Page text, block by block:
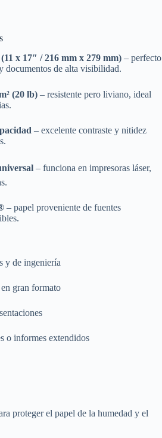
x 17″ /216 mm x 279 mm) – perfecto
documentos de alta visibilidad.
(20 lb) – resistente pero liviano, ideal
– excelente contraste y nitidez
– funciona en impresoras láser,
– papel proveniente de fuentes
y de ingeniería
gran formato
o informes extendidos
proteger el papel de la humedad y el